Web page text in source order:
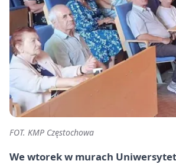
FOT. KMP Częstochowa
We wtorek w murach